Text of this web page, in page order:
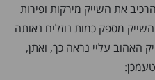
את השייק מירקות ופירות
מספק כמות נוזלים נאותה
האהוב עליי נראה כך, ואתן,
טעמכן: